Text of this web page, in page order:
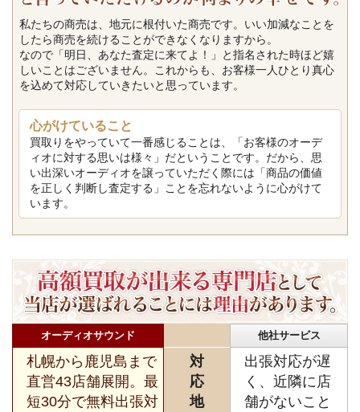
私たちの商売は、地元に根付いた商売です。いい加減なことを
したら商売を続けることができなくなりますから。
なので「明日、あなた査定に来てよ！」と指名された時ほど嬉
しいことはございません。これからも、お客様一人ひとり真心
を込めて対応していきたいと思っています。
心がけていること
買取りをやっていて一番感じることは、「お客様のオーデ
ィオに対する思いは様々」だということです。だから、思
い出深いオーディオを譲っていただく際には「商品の価値
を正しく判断し査定する」ことを忘れないように心がけて
います。
オーディオサウンド 他社サービス
札幌から鹿児島まで
直営43店舗展開。最
短30分で無料出張対
対
応
地
出張対応が遅
く、近隣に店
舗がないこと